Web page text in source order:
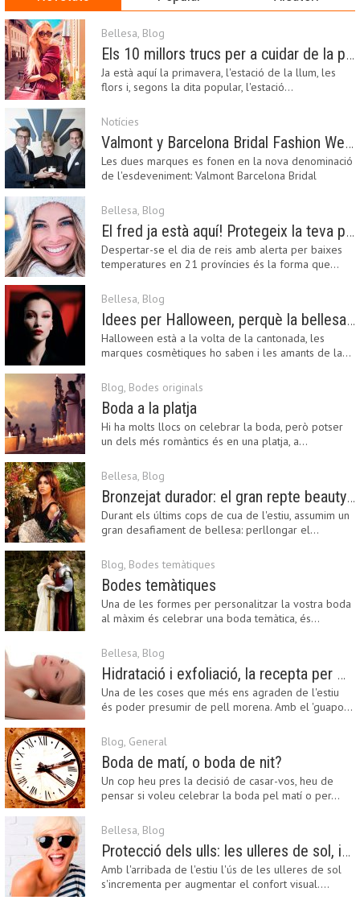
Bellesa, Blog
Els 10 millors trucs per a cuidar de la pell a la primavera
Ja està aquí la primavera, l'estació de la llum, les
flors i, segons la dita popular, l'estació…
Notícies
Valmont y Barcelona Bridal Fashion Week s’uneixen per donar impuls a la creativitat, la innovació i el disseny de la moda nupcial
Les dues marques es fonen en la nova denominació
de l'esdeveniment: Valmont Barcelona Bridal
Bellesa, Blog
El fred ja està aquí! Protegeix la teva pell amb els nostres consells i propostes
Despertar-se el dia de reis amb alerta per baixes
temperatures en 21 províncies és la forma que…
Bellesa, Blog
Idees per Halloween, perquè la bellesa pot ser terrorífica
Halloween està a la volta de la cantonada, les
marques cosmètiques ho saben i les amants de la…
Blog, Bodes originals
Boda a la platja
Hi ha molts llocs on celebrar la boda, però potser
un dels més romàntics és en una platja, a…
Bellesa, Blog
Bronzejat durador: el gran repte beauty del final de l’estiu
Durant els últims cops de cua de l'estiu, assumim un
gran desafiament de bellesa: perllongar el…
Blog, Bodes temàtiques
Bodes temàtiques
Una de les formes per personalitzar la vostra boda
al màxim és celebrar una boda temàtica, és…
Bellesa, Blog
Hidratació i exfoliació, la recepta per mantenir el bronzejat
Una de les coses que més ens agraden de l'estiu
és poder presumir de pell morena. Amb el 'guapo…
Blog, General
Boda de matí, o boda de nit?
Un cop heu pres la decisió de casar-vos, heu de
pensar si voleu celebrar la boda pel matí o per…
Bellesa, Blog
Protecció dels ulls: les ulleres de sol, imprescindibles en una boda estiuenca
Amb l'arribada de l'estiu l'ús de les ulleres de sol
s'incrementa per augmentar el confort visual.…